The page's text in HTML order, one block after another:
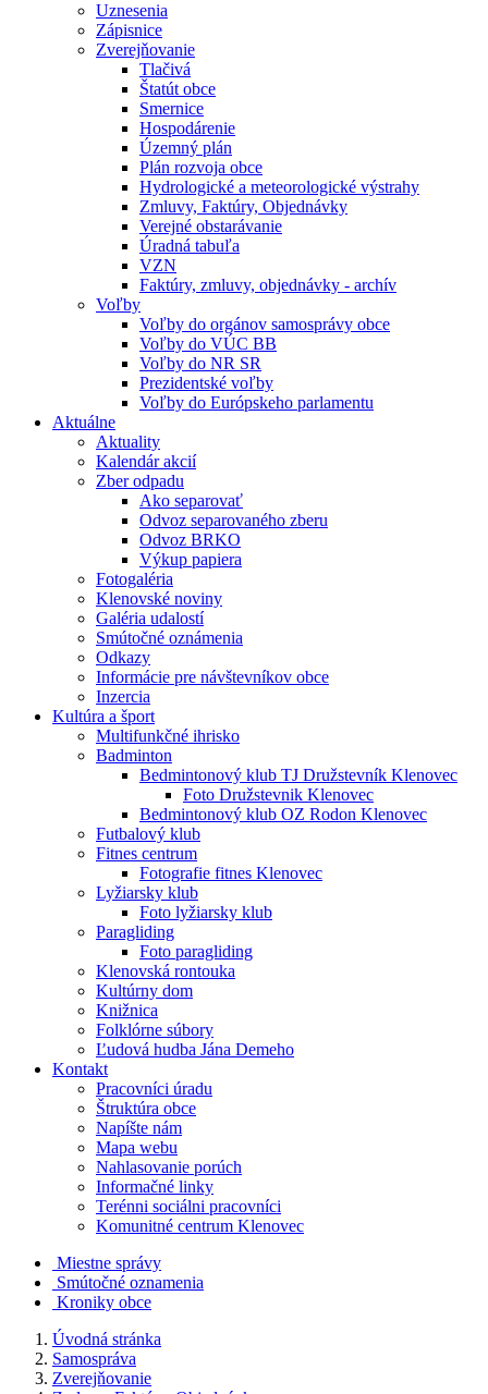
Uznesenia
Zápisnice
Zverejňovanie
Tlačivá
Štatút obce
Smernice
Hospodárenie
Územný plán
Plán rozvoja obce
Hydrologické a meteorologické výstrahy
Zmluvy, Faktúry, Objednávky
Verejné obstarávanie
Úradná tabuľa
VZN
Faktúry, zmluvy, objednávky - archív
Voľby
Voľby do orgánov samosprávy obce
Voľby do VÚC BB
Voľby do NR SR
Prezidentské voľby
Voľby do Európskeho parlamentu
Aktuálne
Aktuality
Kalendár akcií
Zber odpadu
Ako separovať
Odvoz separovaného zberu
Odvoz BRKO
Výkup papiera
Fotogaléria
Klenovské noviny
Galéria udalostí
Smútočné oznámenia
Odkazy
Informácie pre návštevníkov obce
Inzercia
Kultúra a šport
Multifunkčné ihrisko
Badminton
Bedmintonový klub TJ Družstevník Klenovec
Foto Družstevnik Klenovec
Bedmintonový klub OZ Rodon Klenovec
Futbalový klub
Fitnes centrum
Fotografie fitnes Klenovec
Lyžiarsky klub
Foto lyžiarsky klub
Paragliding
Foto paragliding
Klenovská rontouka
Kultúrny dom
Knižnica
Folklórne súbory
Ľudová hudba Jána Demeho
Kontakt
Pracovníci úradu
Štruktúra obce
Napíšte nám
Mapa webu
Nahlasovanie porúch
Informačné linky
Terénni sociálni pracovníci
Komunitné centrum Klenovec
Miestne správy
Smútočné oznamenia
Kroniky obce
Úvodná stránka
Samospráva
Zverejňovanie